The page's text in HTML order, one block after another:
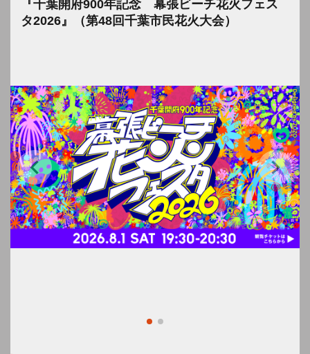
『千葉開府900年記念 幕張ビーチ花火フェス
タ2026』（第48回千葉市民花火大会）